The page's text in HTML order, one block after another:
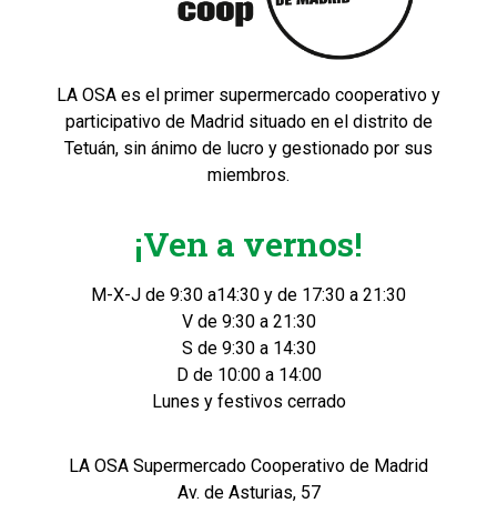
LA OSA es el primer supermercado cooperativo y
participativo de Madrid situado en el distrito de
Tetuán, sin ánimo de lucro y gestionado por sus
miembros.
¡Ven a vernos!
M-X-J de 9:30 a14:30 y de 17:30 a 21:30
V de 9:30 a 21:30
S de 9:30 a 14:30
D de 10:00 a 14:00
Lunes y festivos cerrado
LA OSA Supermercado Cooperativo de Madrid
Av. de Asturias, 57